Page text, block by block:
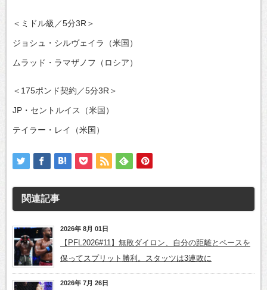
＜ミドル級／5分3R＞
ジョシュ・シルヴェイラ（米国）
ムラッド・ラマザノフ（ロシア）
＜175ポンド契約／5分3R＞
JP・セントルイス（米国）
テイラー・レイ（米国）
関連記事
2026年 8月 01日
【PFL2026#11】無敗ダイロン、自分の距離とペースを
保ってスプリット勝利。スタッツは3連敗に
2026年 7月 26日